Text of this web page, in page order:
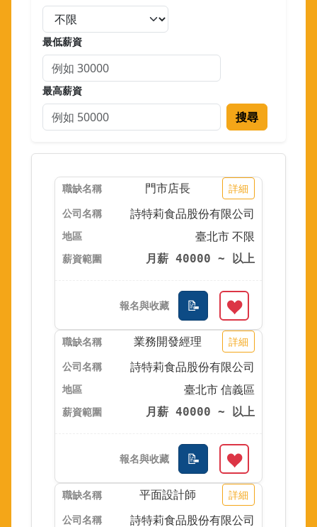
最低薪資
最高薪資
搜尋
門市店長 詳細
詩特莉食品股份有限公司
臺北市 不限
月薪 40000 ~ 以上
業務開發經理 詳細
詩特莉食品股份有限公司
臺北市 信義區
月薪 40000 ~ 以上
平面設計師 詳細
詩特莉食品股份有限公司